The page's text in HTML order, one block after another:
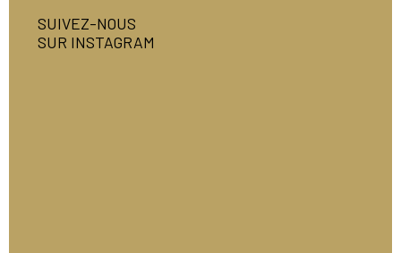
SUIVEZ-NOUS
SUR INSTAGRAM